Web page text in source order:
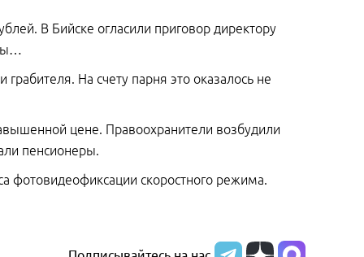
В Бийске огласили приговор директору
На счету парня это оказалось не
цене. Правоохранители возбудили
пенсионеры.
фотовидеофиксации скоростного режима.